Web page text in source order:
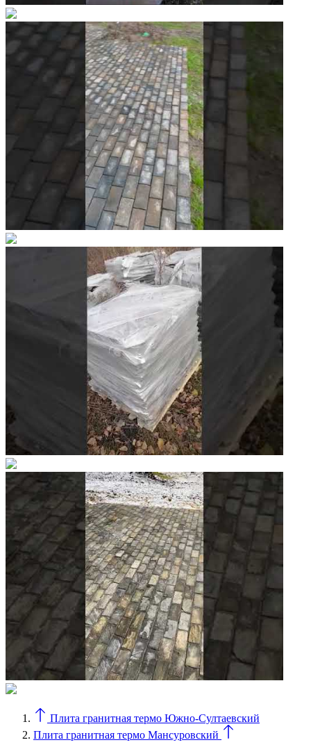
Плита гранитная термо Южно-Султаевский
Плита гранитная термо Мансуровский